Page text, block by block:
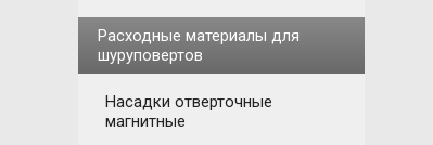
Расходные материалы для
шуруповертов
Насадки отверточные
магнитные